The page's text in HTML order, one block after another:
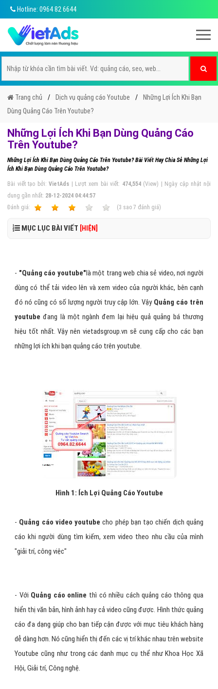
Hotline: 0964 82 6644
Trang chủ Dịch vụ quảng cáo Youtube
Những Lợi Ích Khi Bạn
Dùng Quảng Cáo Trên Youtube?
Những Lợi Ích Khi Bạn Dùng Quảng Cáo
Trên Youtube?
Những Lợi Ích Khi Bạn Dùng Quảng Cáo Trên Youtube? Bài Viết Hay Chia Sẻ Những Lợi
Ích Khi Bạn Dùng Quảng Cáo Trên Youtube?
Bài viết tạo bởi:VietAds | Lượt xem bài viết: 474,554(View) | Ngày cập nhật nội
dung gần nhất: 28-12-2024 04:44:57
Ðánh giá:
(3 sao 7 đánh giá)
MỤC LỤC BÀI VIẾT [HIỆN]
- "Quảng cáo youtube"là một trang web chia sẻ video, nơi người
dùng có thể tải video lên và xem video của người khác, bên cạnh
đó nó cũng có số lượng người truy cập lớn. Vậy Quảng cáo trên
youtube đang là một ngành đem lại hiệu quả quảng bá thương
hiệu tốt nhất. Vậy nênvietadsgroup.vn sẽ cung cấp cho các bạn
những lợi ích khi bạn quảng cáo trên youtube.
Hình 1: Ích Lợi Quảng Cáo Youtube
- Quảng cáo video youtube cho phép bạn tạo chiến dịch quảng
cáo khi người dùng tìm kiếm, xem video theo nhu cầu của mình
"giải trí, công việc"
- Với Quảng cáo online thì có nhiều cách quảng cáo thông qua
hiển thị văn bản, hình ảnh hay cả video cũng được. Hình thức quảng
cáo đa dạng giúp cho bạn tiếp cận được với mục tiêu khách hàng
dễ dàng hơn. Nó cũng hiển thị đến các vị trí khác nhau trên website
Youtube cũng như trong các danh mục cụ thể như Khoa Học Xã
Hội, Giải trí, Công nghệ.